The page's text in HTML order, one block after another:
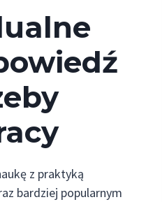
z praktyką
bardziej popularnym